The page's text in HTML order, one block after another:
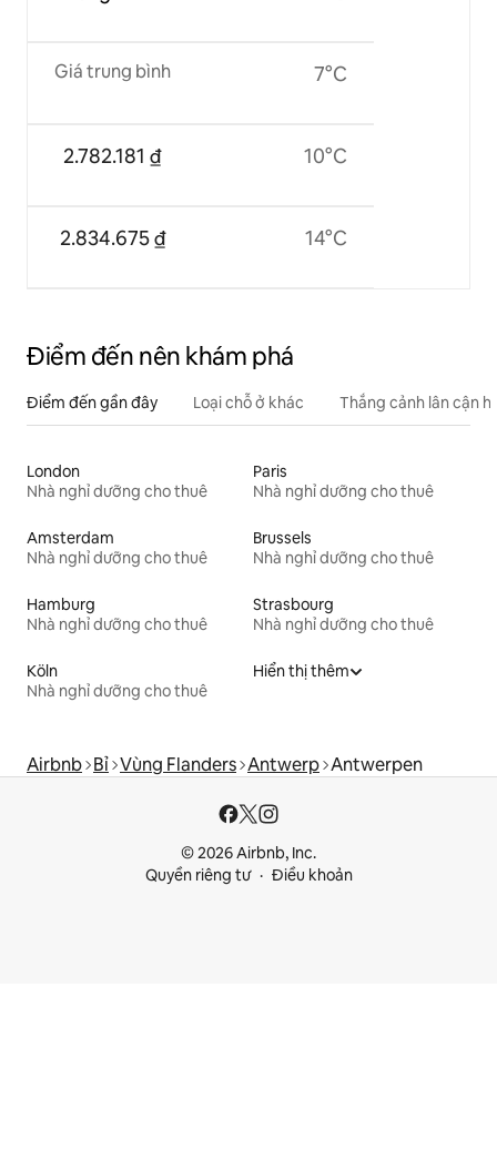
Giá trung bình
2.782.181 ₫
2.834.675 ₫
7°C
10°C
14°C
Điểm đến nên khám phá
Điểm đến gần đây Loại chỗ ở khác Thắng cảnh lân cận
London
Nhà nghỉ dưỡng cho thuê
Paris
Nhà nghỉ dưỡng cho thuê
Amsterdam
Nhà nghỉ dưỡng cho thuê
Brussels
Nhà nghỉ dưỡng cho thuê
Hamburg
Nhà nghỉ dưỡng cho thuê
Strasbourg
Nhà nghỉ dưỡng cho thuê
Köln
Nhà nghỉ dưỡng cho thuê
Hiển thị thêm
Airbnb Bỉ Vùng Flanders Antwerp Antwerpen
© 2026 Airbnb, Inc.
Quyền riêng tư
Điều khoản